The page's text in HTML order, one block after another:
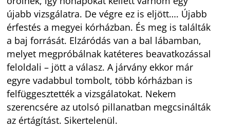
újabb vizsgálatra. De végre ez is eljött…. Újabb
érfestés a megyei kórházban. És meg is találták
a baj forrását. Elzáródás van a bal lábamban,
melyet megpróbálnak katéteres beavatkozással
feloldali – jött a válasz. A járvány ekkor már
egyre vadabbul tombolt, több kórházban is
felfüggesztették a vizsgálatokat. Nekem
szerencsére az utolsó pillanatban megcsinálták
az értágítást. Sikertelenül.